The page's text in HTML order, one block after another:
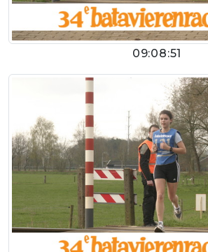
09:08:51